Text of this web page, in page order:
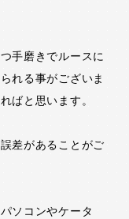
手磨きでルースに
れる事がございま
ばと思います。
差があることがご
ソコンやケータ